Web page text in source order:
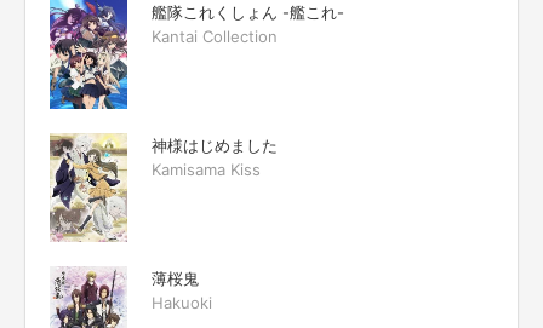
艦隊これくしょん -艦これ-
Kantai Collection
神様はじめました
Kamisama Kiss
薄桜鬼
Hakuoki